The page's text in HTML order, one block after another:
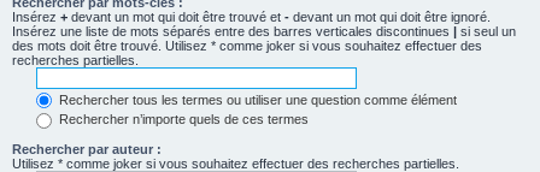
Insérez + devant un mot qui doit être trouvé et - devant un mot qui doit être ignoré.
Insérez une liste de mots séparés entre des barres verticales discontinues | si seul un
des mots doit être trouvé. Utilisez * comme joker si vous souhaitez effectuer des
recherches partielles.
Rechercher tous les termes ou utiliser une question comme élément
Rechercher n’importe quels de ces termes
Rechercher par auteur :
Utilisez * comme joker si vous souhaitez effectuer des recherches partielles.